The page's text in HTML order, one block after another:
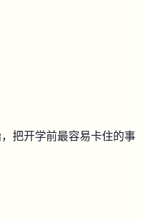
把开学前最容易卡住的事